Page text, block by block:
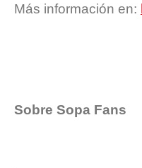
Más información en:
Sobre Sopa Fans